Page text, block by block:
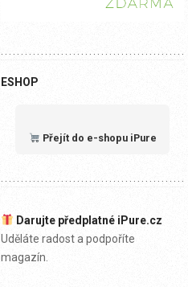
ESHOP
Přejít do e-shopu iPure
Darujte předplatné iPure.cz
Uděláte radost a podpoříte
magazín.